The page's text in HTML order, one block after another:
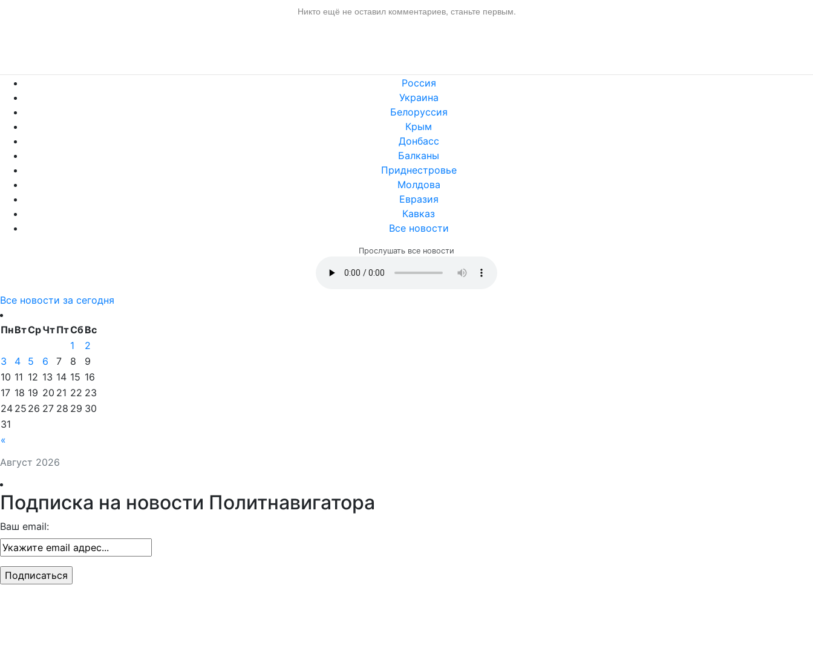
Никто ещё не оставил комментариев, станьте первым.
Россия
Украина
Белоруссия
Крым
Донбасс
Балканы
Приднестровье
Молдова
Евразия
Кавказ
Все новости
Прослушать все новости
Все новости за сегодня
Август 2026
ПнВтСрЧтПтСбВс
«
1
2
3
4 5 6 7 8
9
10 11 12 13 14 15 16
17 18 19 20 21 22 23
24 25 26 27 28 29 30
31
Подписка на новости Политнавигатора
Ваш email: